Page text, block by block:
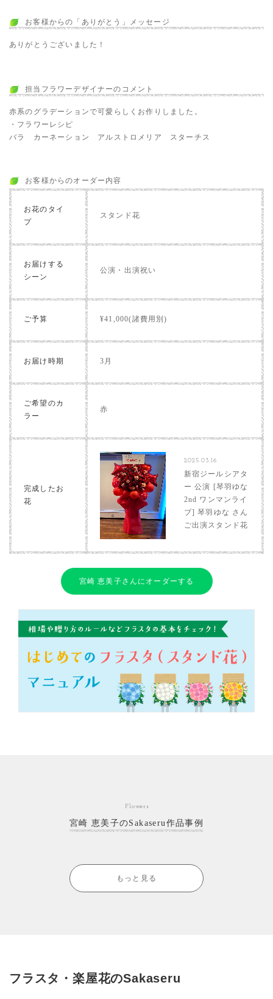
お客様からの「ありがとう」メッセージ
ありがとうございました！
担当フラワーデザイナーのコメント
赤系のグラデーションで可愛らしくお作りしました。
・フラワーレシピ
バラ カーネーション アルストロメリア スターチス
お客様からのオーダー内容
お花のタイ
プ
スタンド花
お届けする
シーン
公演・出演祝い
ご予算 ¥41,000(諸費用別)
お届け時期 3月
ご希望のカ
ラー
赤
完成したお
花
2025.03.16
新宿ジールシアタ
ー 公演 [琴羽ゆな
2nd ワンマンライ
ブ] 琴羽ゆな さん
ご出演スタンド花
宮崎 恵美子さんにオーダーする
Flowers
宮崎 恵美子のSakaseru作品事例
もっと見る
フラスタ・楽屋花のSakaseru